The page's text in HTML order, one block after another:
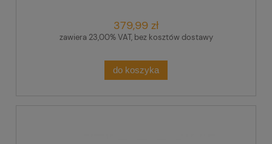
379,99 zł
zawiera 23,00% VAT, bez kosztów dostawy
do koszyka